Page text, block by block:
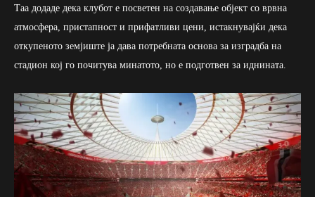
Таа додаде дека клубот е посветен на создавање објект со врвна
атмосфера, пристапност и прифатливи цени, истакнувајќи дека
откупеното земјиште ја дава потребната основа за изградба на
стадион кој го почитува минатото, но е подготвен за иднината.